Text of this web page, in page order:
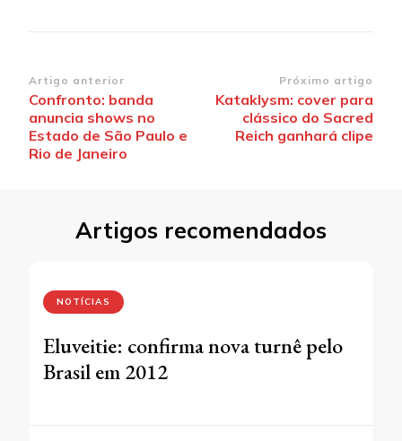
Navegação
de
post
Artigo anterior
Confronto: banda
anuncia shows no
Estado de São Paulo e
Rio de Janeiro
Próximo artigo
Kataklysm: cover para
clássico do Sacred
Reich ganhará clipe
Artigos recomendados
NOTÍCIAS
Eluveitie: confirma nova turnê pelo
Brasil em 2012